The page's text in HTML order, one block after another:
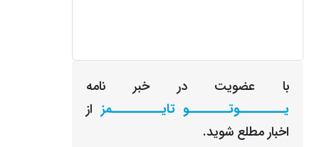
با عضویت در خبر نامه
یـــــــــوتــــــــو تایــــــــــمز از
اخبار مطلع شوید.